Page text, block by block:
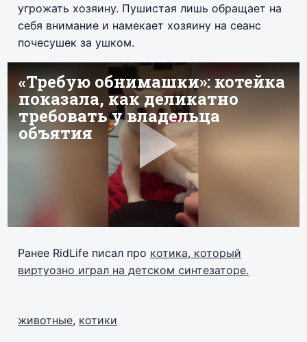
угрожать хозяину. Пушистая лишь обращает на
себя внимание и намекает хозяину на сеанс
почесушек за ушком.
Ранее RidLife писал про котика, который
виртуозно играл на детском синтезаторе.
животные, котики